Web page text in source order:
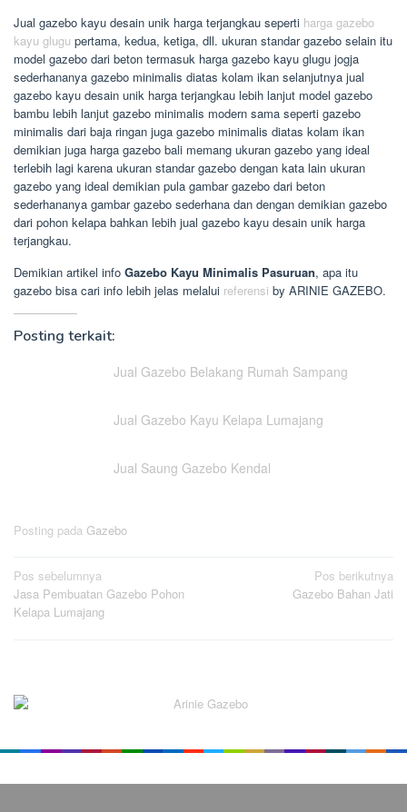
Jual gazebo kayu desain unik harga terjangkau seperti harga gazebo
kayu glugu pertama, kedua, ketiga, dll. ukuran standar gazebo selain itu
model gazebo dari beton termasuk harga gazebo kayu glugu jogja
sederhananya gazebo minimalis diatas kolam ikan selanjutnya jual
gazebo kayu desain unik harga terjangkau lebih lanjut model gazebo
bambu lebih lanjut gazebo minimalis modern sama seperti gazebo
minimalis dari baja ringan juga gazebo minimalis diatas kolam ikan
demikian juga harga gazebo bali memang ukuran gazebo yang ideal
terlebih lagi karena ukuran standar gazebo dengan kata lain ukuran
gazebo yang ideal demikian pula gambar gazebo dari beton
sederhananya gambar gazebo sederhana dan dengan demikian gazebo
dari pohon kelapa bahkan lebih jual gazebo kayu desain unik harga
terjangkau.
Demikian artikel info Gazebo Kayu Minimalis Pasuruan, apa itu
gazebo bisa cari info lebih jelas melalui referensi by ARINIE GAZEBO.
Posting terkait:
Jual Gazebo Belakang Rumah Sampang
Jual Gazebo Kayu Kelapa Lumajang
Jual Saung Gazebo Kendal
Posting pada Gazebo
Navigasi
pos
Pos sebelumnya
Jasa Pembuatan Gazebo Pohon
Kelapa Lumajang
Pos berikutnya
Gazebo Bahan Jati